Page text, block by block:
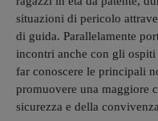
situazioni di pericolo
di guida. Parallelamente
incontri anche con gli
far conoscere le principali
promuovere una maggiore
sicurezza e della